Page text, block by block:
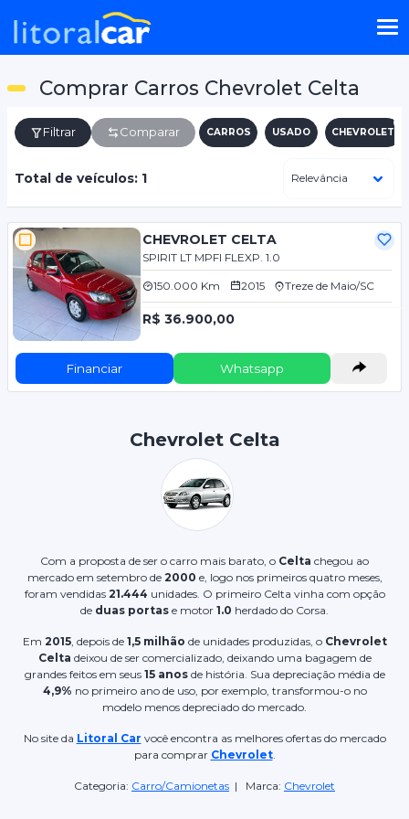
Comprar Carros Chevrolet Celta
Filtrar Comparar CARROS USADO CHEVROLET
Total de veículos: 1
CHEVROLET CELTA
SPIRIT LT MPFI FLEXP. 1.0
150.000 Km 2015 Treze de Maio/SC
R$ 36.900,00
Financiar Whatsapp
Chevrolet Celta
Com a proposta de ser o carro mais barato, o Celta chegou ao
mercado em setembro de 2000 e, logo nos primeiros quatro meses,
foram vendidas 21.444 unidades. O primeiro Celta vinha com opção
de duas portas e motor 1.0 herdado do Corsa.
Em 2015, depois de 1,5 milhão de unidades produzidas, o Chevrolet
Celta deixou de ser comercializado, deixando uma bagagem de
grandes feitos em seus 15 anosde história. Sua depreciação média de
4,9% no primeiro ano de uso, por exemplo, transformou-o no
modelo menos depreciado do mercado.
No site da Litoral Car você encontra as melhores ofertas do mercado
para comprar Chevrolet.
Categoria: Carro/Camionetas | Marca: Chevrolet